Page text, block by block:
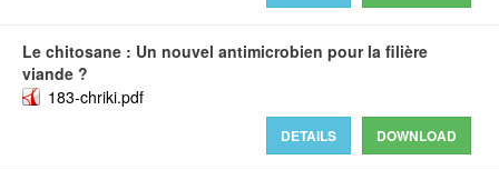
Le chitosane : Un nouvel antimicrobien pour la filière
viande ?
183-chriki.pdf
DOWNLOAD
DETAILS